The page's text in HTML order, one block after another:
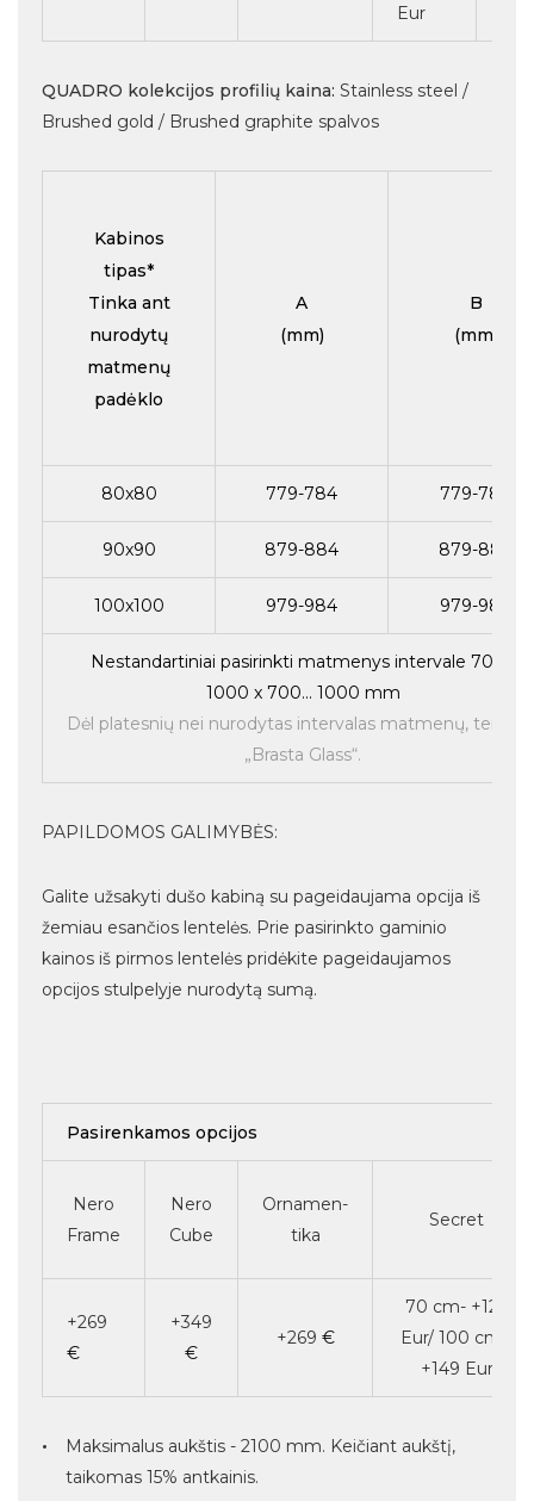
Eur
QUADRO kolekcijos profilių kaina: Stainless steel /
Brushed gold / Brushed graphite spalvos
Kabinos
tipas*
Tinka ant
nurodytų
matmenų
padėklo
A
(mm)
B
(mm)
80x80 779-784 779-784
90x90 879-884 879-884
100x100 979-984 979-984
Nestandartiniai pasirinkti matmenys intervale 700...
1000 x 700... 1000 mm
Dėl platesnių nei nurodytas intervalas matmenų,
„Brasta Glass“.
PAPILDOMOS GALIMYBĖS:
Galite užsakyti dušo kabiną su pageidaujama opcija iš
žemiau esančios lentelės. Prie pasirinkto gaminio
kainos iš pirmos lentelės pridėkite pageidaujamos
opcijos stulpelyje nurodytą sumą.
Pasirenkamos opcijos
Nero
Frame
Nero
Cube
Ornamen-
tika
Secret
+269
€
+349
€
+269 €
70 cm- +129
Eur/ 100 cm -
+149 Eur
Maksimalus aukštis - 2100 mm. Keičiant aukštį,
taikomas 15% antkainis.